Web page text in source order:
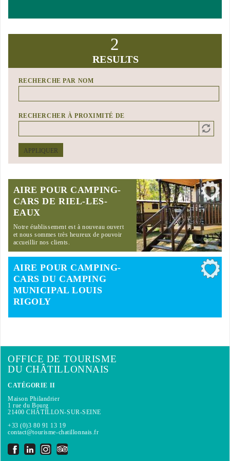
2
RESULTS
RECHERCHE PAR NOM
RECHERCHER À PROXIMITÉ DE
APPLIQUER
AIRE POUR CAMPING-
CARS DE RIEL-LES-
EAUX
Notre établissement est à nouveau ouvert
et nous sommes très heureux de pouvoir
accueillir nos clients.
AIRE POUR CAMPING-
CARS DU CAMPING
MUNICIPAL LOUIS
RIGOLY
OFFICE DE TOURISME
DU CHÂTILLONNAIS
CATÉGORIE II
Maison Philandrier
1 rue du Bourg
21400 CHÂTILLON-SUR-SEINE
+33 (0)3 80 91 13 19
contact@tourisme-chatillonnais.fr